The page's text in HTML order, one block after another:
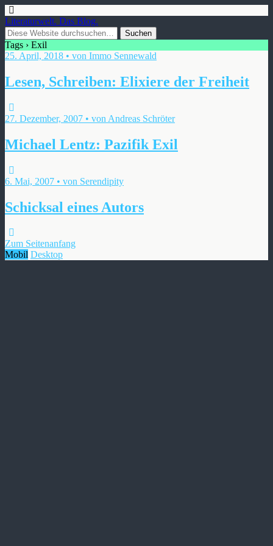
Literaturwelt. Das Blog.
Tags › Exil
25. April, 2018 • von Immo Sennewald
Lesen, Schreiben: Elixiere der Freiheit
27. Dezember, 2007 • von Andreas Schröter
Michael Lentz: Pazifik Exil
6. Mai, 2007 • von Serendipity
Schicksal eines Autors
Zum Seitenanfang
Mobil Desktop